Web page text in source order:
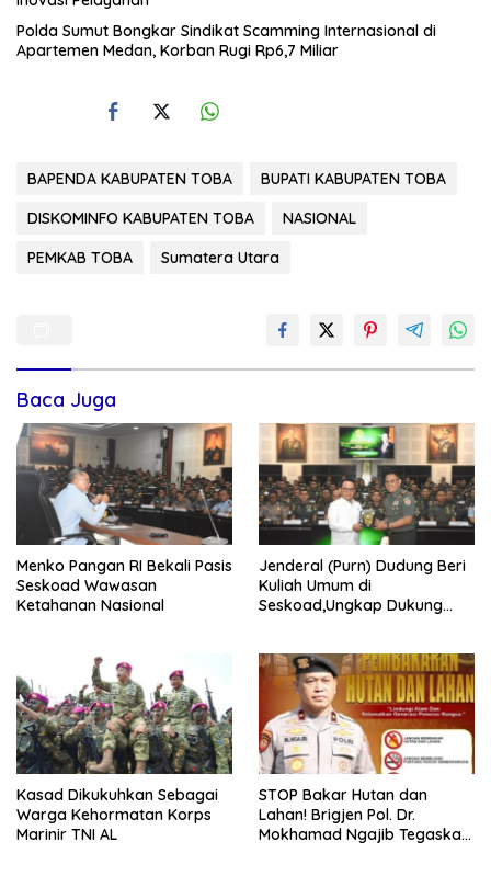
Polda Sumut Bongkar Sindikat Scamming Internasional di
Apartemen Medan, Korban Rugi Rp6,7 Miliar
BAPENDA KABUPATEN TOBA
BUPATI KABUPATEN TOBA
DISKOMINFO KABUPATEN TOBA
NASIONAL
PEMKAB TOBA
Sumatera Utara
Baca Juga
Menko Pangan RI Bekali Pasis
Seskoad Wawasan
Ketahanan Nasional
Jenderal (Purn) Dudung Beri
Kuliah Umum di
Seskoad,Ungkap Dukung
Kasad Dikukuhkan Sebagai
Warga Kehormatan Korps
Marinir TNI AL
STOP Bakar Hutan dan
Lahan! Brigjen Pol. Dr.
Mokhamad Ngajib Tegaskan: